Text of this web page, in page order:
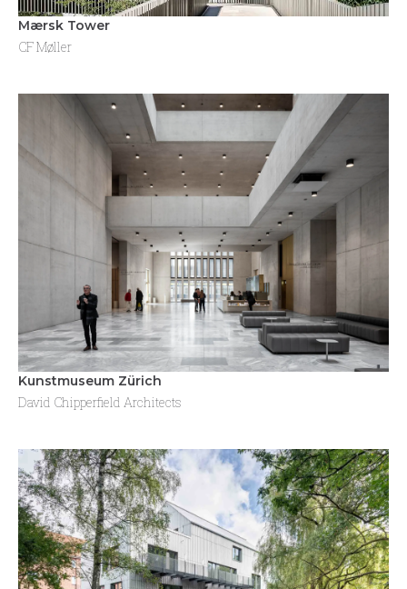
Mærsk Tower
CF Møller
Kunstmuseum Zürich
David Chipperfield Architects